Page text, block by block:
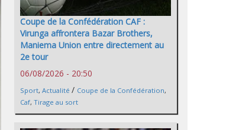
Coupe de la Confédération CAF :
Virunga affrontera Bazar Brothers,
Maniema Union entre directement au
2e tour
06/08/2026 - 20:50
Sport, Actualité / Coupe de la Confédération,
Caf, Tirage au sort